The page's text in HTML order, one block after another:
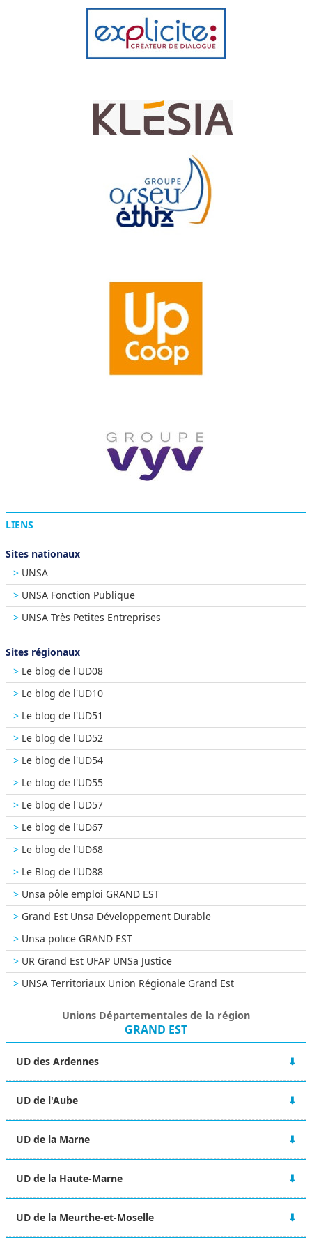
LIENS
Sites nationaux
UNSA
UNSA Fonction Publique
UNSA Très Petites Entreprises
Sites régionaux
Le blog de l'UD08
Le blog de l'UD10
Le blog de l'UD51
Le blog de l'UD52
Le blog de l'UD54
Le blog de l'UD55
Le blog de l'UD57
Le blog de l'UD67
Le blog de l'UD68
Le Blog de l'UD88
Unsa pôle emploi GRAND EST
Grand Est Unsa Développement Durable
Unsa police GRAND EST
UR Grand Est UFAP UNSa Justice
UNSA Territoriaux Union Régionale Grand Est
Unions Départementales de la région
GRAND EST
UD des Ardennes
08000 CHARLEVILLE-MÉZIERES
06 67 10 38 92
ud-08@unsa.org
UD de l'Aube
10000 TROYES
03 25 80 56 77
ud-10@unsa.org
UD de la Marne
15 Boulevard de la Paix
51100 REIMS
06 02 31 22 63
UD de la Haute-Marne
BP 90028
52001 CHAUMONT CEDEX
UD de la Meurthe-et-Moselle